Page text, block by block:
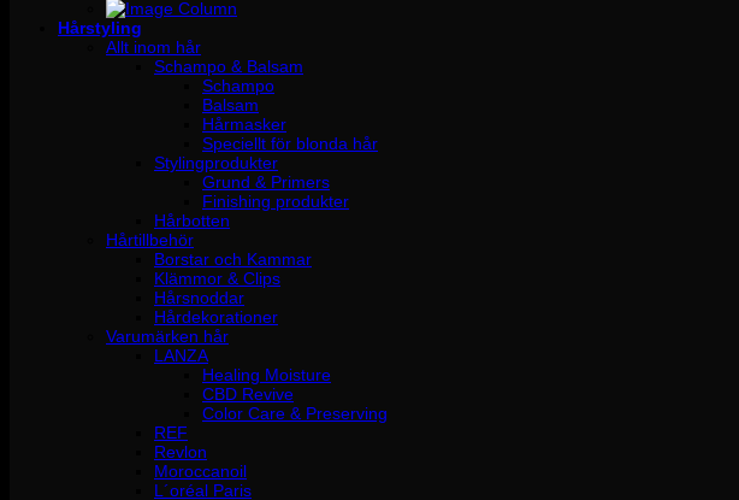
Hårstyling
Allt inom hår
Schampo & Balsam
Schampo
Balsam
Hårmasker
Speciellt för blonda hår
Stylingprodukter
Grund & Primers
Finishing produkter
Hårbotten
Hårtillbehör
Borstar och Kammar
Klämmor & Clips
Hårsnoddar
Hårdekorationer
Varumärken hår
LANZA
Healing Moisture
CBD Revive
Color Care & Preserving
REF
Revlon
Moroccanoil
L´oréal Paris